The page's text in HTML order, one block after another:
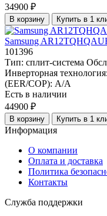
34900 ₽
В корзину Купить в 1
Samsung
101396
Тип: сплит-система
Инверторная технология:
(EER/COP): A/A
Есть в наличии
44900 ₽
В корзину Купить в 1
Информация
О компании
Оплата и доставка
Политика
Контакты
Служба поддержки